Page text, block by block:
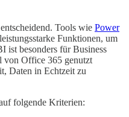
Tools wie Power
Funktionen, um
ist besonders für Business
von Office 365 genutzt
Daten in Echtzeit zu
folgende Kriterien: